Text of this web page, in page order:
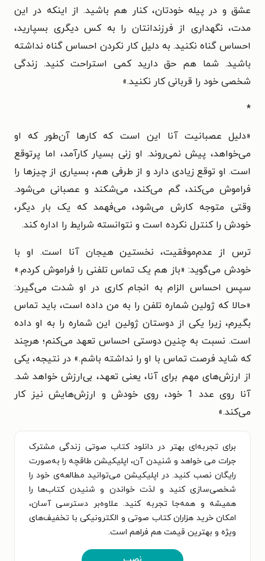
عشق و در پیله‌ خودتان، کنار هم باشید. از اینکه در این
مدت، نگهداری از فرزندانتان را به کس دیگری بسپارید،
احساس گناه نکنید. به دلیل کار‌ نکردن احساس گناه نداشته
باشید. شما هم حق دارید کمی استراحت کنید. زندگی
شخصی خود را قربانی کار نکنید.»
*
«دلیل عصبانیت آنا این است که کارها آن‌طور که او
می‌خواهد، پیش نمی‌روند. او زنی بسیار کارآمد، اما پرتوقع
است. او توقع زیادی دارد و از طرفی هم، بسیاری از چیزها را
فراموش می‌کند، گم می‌کند، می‌شکند و عصبانی می‌شود.
وقتی متوجه کارش می‌شود، می‌فهمد که یک بار دیگر،
خودش را کنترل نکرده است و نتوانسته شرایط را اداره کند.
ترس از عدم‌موفقیت، نخستین هیجان آنا است. او با
خودش می‌گوید: «باز هم یک تماس تلفنی را فراموش کردم.»
سپس احساس الزام به انجام کاری در او شدت می‌گیرد:
«حالا که ژولین شماره تلفن را به من داده است، باید تماس
بگیرم، زیرا یکی از دوستان ژولین این شماره را به او داده
است. نسبت به چنین دوستی احساس تعهد می‌کنم؛ هرچند
که شاید فرصت تماس با او را نداشته باشم.» در نتیجه، یکی
از ارزش‌های مهم برای آنا، یعنی تعهد، بی‌ارزش خواهد شد.
آنا روی عدد 1 خود، روی خودش و ارزش‌هایش نیز کار
می‌کند.»
برای تجربه‌ای بهتر در دانلود کتاب صوتی زندگی مشترک
جرات می خواهد و شنیدن آن، اپلیکیشن طاقچه را به‌صورت
رایگان نصب کنید. در اپلیکیشن می‌توانید مطالعه‌ی خود را
شخصی‌سازی کنید و لذت خواندن و شنیدن کتاب‌ها را
همیشه و همه‌جا تجربه کنید. علاوه‌بر دسترسی آسان،
امکان خرید هزاران کتاب صوتی و الکترونیکی با تخفیف‌های
ویژه و بهترین قیمت هم فراهم است.